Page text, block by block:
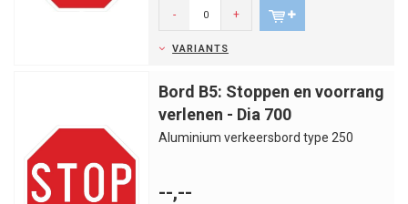
- +
VARIANTS
Bord B5: Stoppen en voorrang
verlenen - Dia 700
Aluminium verkeersbord type 250
--,--